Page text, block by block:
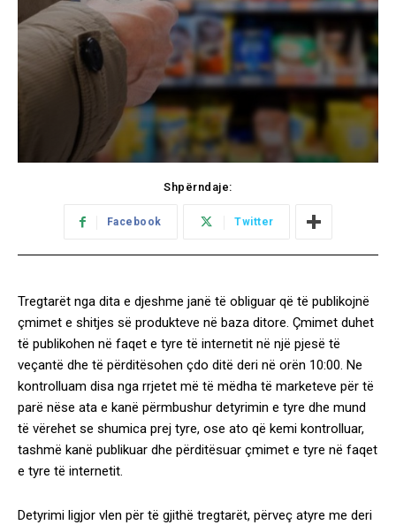
Shpërndaje:
Facebook Twitter
Tregtarët nga dita e djeshme janë të obliguar që të publikojnë
çmimet e shitjes së produkteve në baza ditore. Çmimet duhet
të publikohen në faqet e tyre të internetit në një pjesë të
veçantë dhe të përditësohen çdo ditë deri në orën 10:00. Ne
kontrolluam disa nga rrjetet më të mëdha të marketeve për të
parë nëse ata e kanë përmbushur detyrimin e tyre dhe mund
të vërehet se shumica prej tyre, ose ato që kemi kontrolluar,
tashmë kanë publikuar dhe përditësuar çmimet e tyre në faqet
e tyre të internetit.
Detyrimi ligjor vlen për të gjithë tregtarët, përveç atyre me deri